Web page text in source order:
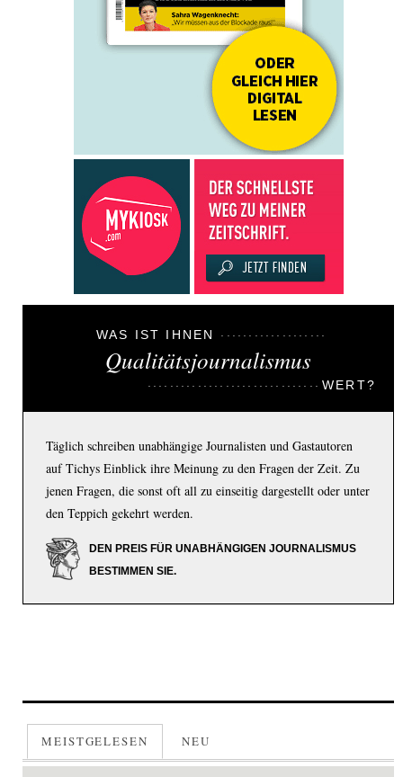
WAS IST IHNEN
Qualitätsjournalismus
WERT?
Täglich schreiben unabhängige Journalisten und Gastautoren
auf Tichys Einblick ihre Meinung zu den Fragen der Zeit. Zu
jenen Fragen, die sonst oft all zu einseitig dargestellt oder unter
den Teppich gekehrt werden.
DEN PREIS FÜR UNABHÄNGIGEN JOURNALISMUS
BESTIMMEN SIE.
MEISTGELESEN NEU